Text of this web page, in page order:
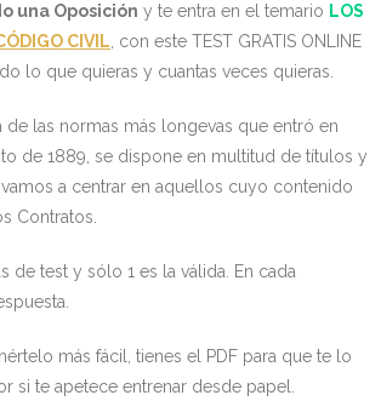
del Estado - 2024
Gestión Seguridad Social – 2025
Administrativo Seguridad Social – 2025
Administrativo Seguridad Social - 2024
Administrativo SAS 2026
una Oposición y te entra en el temario LOS
CIVIL , con este TEST GRATIS ONLINE
lo que quieras y cuantas veces quieras.
de las normas más longevas que entró en
de 1889, se dispone en multitud de títulos y
a centrar en aquellos cuyo contenido
Contratos.
de test y sólo 1 es la válida. En cada
más fácil, tienes el PDF para que te lo
si te apetece entrenar desde papel.